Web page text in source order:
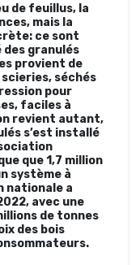
de feuillus, la
mais la
ce sont
des granulés
provient de
séchés
pour
faciles à
revient autant,
s’est installé
que 1,7 million
système à
nationale a
avec une
de tonnes
des bois